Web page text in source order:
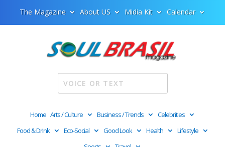
The Magazine About US Midia Kit Calendar
Home Arts / Culture Business / Trends
Celebrities
Food & Drink
Eco-Social Good Look Health
Lifestyle